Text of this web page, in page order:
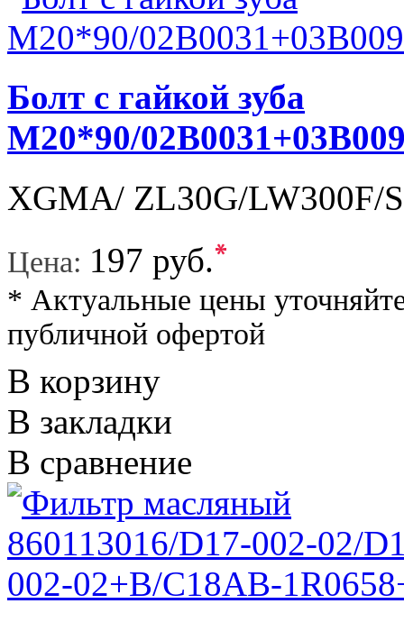
Болт с гайкой зуба
М20*90/
XGMA/ ZL30G/LW300F/
Цена: 197 руб.*
* Актуальные цены
публичной офертой
В корзину
В закладки
В сравнение